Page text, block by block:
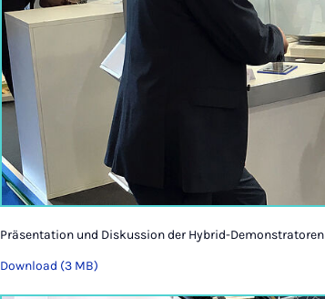
Präsentation und Diskussion der Hybrid-Demonstratoren
Download (3 MB)